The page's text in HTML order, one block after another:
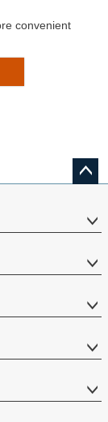
convenient
ップ